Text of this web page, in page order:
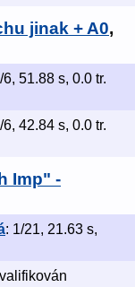
jinak + A0,
6, 51.88 s, 0.0 tr.
6, 42.84 s, 0.0 tr.
Imp" -
: 1/21, 21.63 s,